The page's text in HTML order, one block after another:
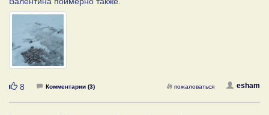
Нравится
8 Комментарии (3) esham
пожаловаться